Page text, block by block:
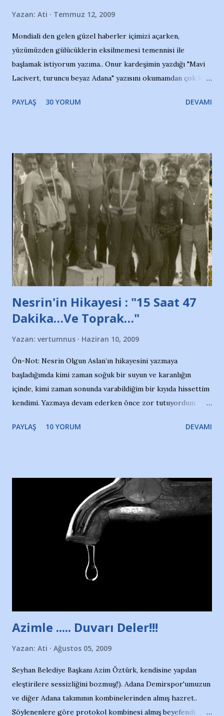
Yazan: Ati Temmuz 12, 2009
Mondiali den gelen güzel haberler içimizi açarken,
yüzümüzden gülücüklerin eksilmemesi temennisi ile
başlamak istiyorum yazıma.. Onur kardeşimin yazdığı "Mavi
Lacivert, turuncu beyaz Adana" yazısını okumamdan çok kısa
irkildim.. "Bursasporlu taraftarlar, İstanbul takımlarının
ve ürünlerini Bursa şehrinde görmek istemediklerini bir
protesto eylemiyle açıkladıklarını bildiriyordu.. Bu grup
adına açıklama yapan şahsı muhterem(!) ''Açık ve net olarak
söylüyoruz. Bu son uyarımızdır. Bunun yanısıra, bu takımlara
ait tanıtıcı ilanların asılmasına izin veren Bursa Büyükşehir
Belediyesi ile mağazaların bulunduğu alışveriş merkezlerini
de kınıyoruz'' diye de eklemiş .. Blogumuzda okuduğum bu
yazının hemen ardından bu habe...
PAYLAŞ 30 YORUM DEVAMI
Nesrin'in Hikayesi : "15 Saat 47
Dakika…Ve Toprak…"
Yazan: vertumnus Haziran 10, 2009
Ön-Not: Nesrin Olgun Aslan’ın hikayesini yazmaya
başladığımda kimi zaman soğuk bir suyun ve karanlığın
içinde, kimi zaman sonunda varabildiğim bir kıyıda hissettim
kendimi. Yazmaya devam ederken önce zor tutuyordum
Yazımı, ağlayarak bitirebildim ancak…Kendisinin web
Nesrin’in Hikayesi’ne başlıyorum… 1964 Adana Yüzme
havuzunun kenarında 7 yaşında kara kuru bir kız çocuğu
duruyor. Havuzun içinde Adana Demirspor Kulübü
yüzücüleri. Erkekler çoğunlukta. Küçük kız etrafına bakıyor.
Sadece 4 kız çocuğu var. Nesrin, Adana Demirspor’un 4
kızından biri oluyor o gün…Giriyor havuza. 1973 – 1975
Adana Nesrin, 16 yaşında. Yüzüyor. 7 yaşında girdiği
Türkiye 3.lüğü var. 17 yaşında mar...
PAYLAŞ 10 YORUM DEVAMI
Azimle ..... Duvarı Deler!!!
Yazan: Ati Ağustos 05, 2009
Seyhan Belediye Başkanı Azim Öztürk, kendisine yapılan
eleştirilere sessizliğini bozmuş(!). Adana Demirspor'umuzun
ve diğer Adana takımının kombinelerinden almış hazret..
Söylenenlere göre protokol kombinesi almış beyefendi,